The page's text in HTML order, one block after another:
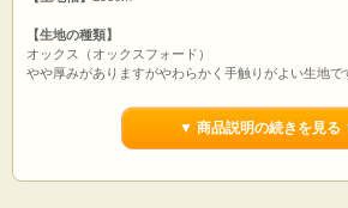
【生地の種類】
オックス（オックスフォード）
やや厚みがありますがやわらかく手触りがよい生地で
カバン エコバッグ パッチワーク 暗幕 袋物
▼ 商品説明の続きを見る